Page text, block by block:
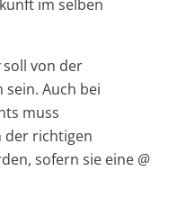
im selben
soll von der
Auch bei
muss
der richtigen
sofern sie eine@